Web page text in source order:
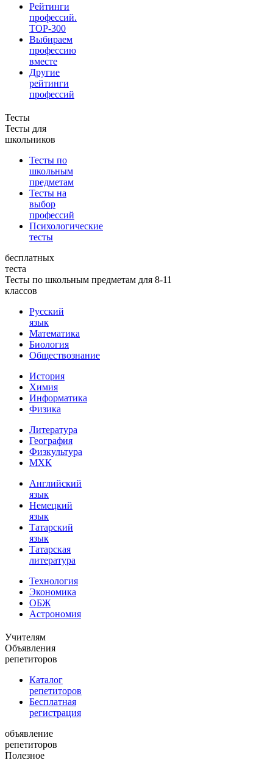
Рейтинги
профессий.
TOP-300
Выбираем
профессию
вместе
Другие
рейтинги
профессий
Тесты
Тесты для
школьников
Тесты по
школьным
предметам
Тесты на
выбор
профессий
Психологические
тесты
бесплатных
теста
Тесты по школьным предметам для 8-11
классов
Русский
язык
Математика
Биология
Обществознание
История
Химия
Информатика
Физика
Литература
География
Физкультура
МХК
Английский
язык
Немецкий
язык
Татарский
язык
Татарская
литература
Технология
Экономика
ОБЖ
Астрономия
Учителям
Объявления
репетиторов
Каталог
репетиторов
Бесплатная
регистрация
объявление
репетиторов
Полезное